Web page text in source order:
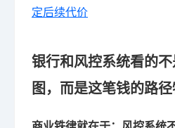
定后续代价
银行和风控系统看的
图，而是这笔钱的路